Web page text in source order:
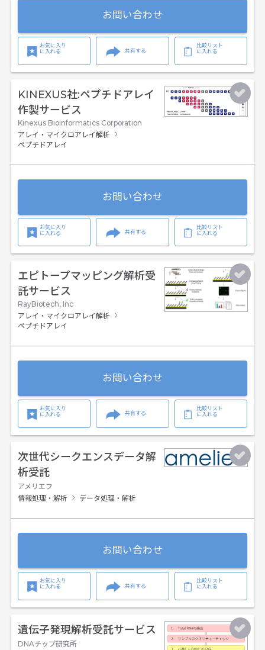
お問い合わせ
お気に入り
に入れる
共有する
比較リスト
に入れる
KINEXUS社:ペプチドアレイ
作製サービス
Kinexus Bioinformatics Corporation
アレイ・マイクロアレイ解析
ペプチドアレイ
お問い合わせ
お気に入り
に入れる
共有する
比較リスト
に入れる
エピトープマッピング解析受
託サービス
RayBiotech, Inc
アレイ・マイクロアレイ解析
ペプチドアレイ
お問い合わせ
お気に入り
に入れる
共有する
比較リスト
に入れる
次世代シークエンスデータ解
析受託
アメリエフ
情報処理・解析
データ処理・解析
お問い合わせ
お気に入り
に入れる
共有する
比較リスト
に入れる
遺伝子発現解析受託サービス
DNAチップ研究所